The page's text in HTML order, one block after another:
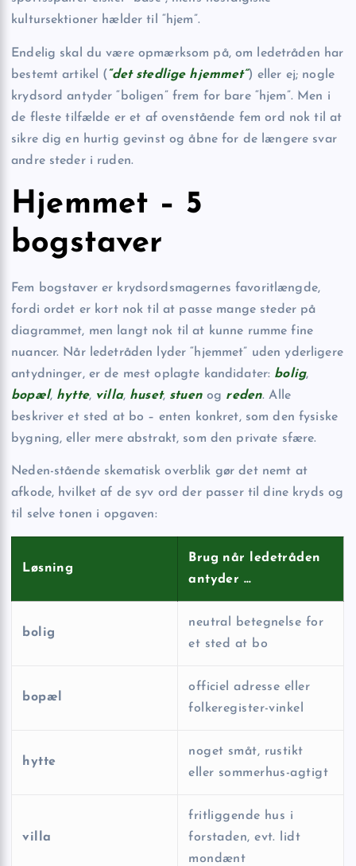
kultursektioner hælder til “hjem”.
Endelig skal du være opmærksom på, om ledetråden har
bestemt artikel (“det stedlige hjemmet”) eller ej; nogle
krydsord antyder “boligen” frem for bare “hjem”. Men i
de fleste tilfælde er et af ovenstående fem ord nok til at
sikre dig en hurtig gevinst og åbne for de længere svar
andre steder i ruden.
Hjemmet – 5
bogstaver
Fem bogstaver er krydsordsmagernes favoritlængde,
fordi ordet er kort nok til at passe mange steder på
diagrammet, men langt nok til at kunne rumme fine
nuancer. Når ledetråden lyder “hjemmet” uden yderligere
antydninger, er de mest oplagte kandidater: bolig,
bopæl, hytte, villa, huset, stuenog reden. Alle
beskriver et sted at bo – enten konkret, som den fysiske
bygning, eller mere abstrakt, som den private sfære.
Neden-stående skematisk overblik gør det nemt at
afkode, hvilket af de syv ord der passer til dine kryds og
til selve tonen i opgaven:
Løsning
Brug når ledetråden
antyder …
bolig
neutral betegnelse for
et sted at bo
bopæl
officiel adresse eller
folkeregister-vinkel
hytte
noget småt, rustikt
eller sommerhus-agtigt
villa
fritliggende hus i
forstaden, evt. lidt
mondænt